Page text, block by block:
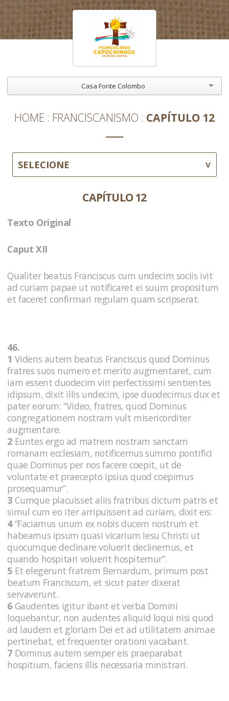
Casa Fonte Colombo
HOME FRANCISCANISMO CAPÍTULO 12
SELECIONE
CAPÍTULO 12
Texto Original
Caput XII
Qualiter beatus Franciscus cum undecim sociis ivit
ad curiam papae ut notificaret ei suum propositum
et faceret confirmari regulam quam scripserat.
46.
1 Videns autem beatus Franciscus quod Dominus
fratres suos numero et merito augmentaret, cum
iam essent duodecim viri perfectissimi sentientes
idipsum, dixit illis undecim, ipse duodecimus dux et
pater eorum: “Video, fratres, quod Dominus
congregationem nostram vult misericorditer
augmentare.
2 Euntes ergo ad matrem nostram sanctam
romanam ecclesiam, notificemus summo pontifici
quae Dominus per nos facere coepit, ut de
voluntate et praecepto ipsius quod coepimus
prosequamur”.
3 Cumque placuisset aliis fratribus dictum patris et
simul cum eo iter arripuissent ad curiam, dixit eis:
4“Faciamus unum ex nobis ducem nostrum et
habeamus ipsum quasi vicarium Iesu Christi ut
quocumque declinare voluerit declinemus, et
quando hospitari voluerit hospitemur”.
5 Et elegerunt fratrem Bernardum, primum post
beatum Franciscum, et sicut pater dixerat
servaverunt.
6 Gaudentes igitur ibant et verba Domini
loquebantur, non audentes aliquid loqui nisi quod
ad laudem et gloriam Dei et ad utilitatem animae
pertinebat, et frequenter orationi vacabant.
7 Dominus autem semper eis praeparabat
hospitium, faciens illis necessaria ministrari.